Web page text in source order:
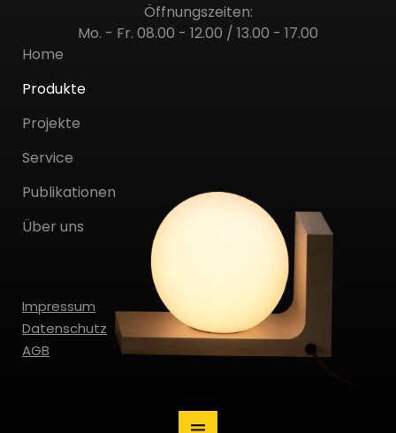
Öffnungszeiten:
Mo. - Fr. 08.00 - 12.00 / 13.00 - 17.00
Home
Produkte
Projekte
Service
Publikationen
Über uns
Impressum
Datenschutz
AGB